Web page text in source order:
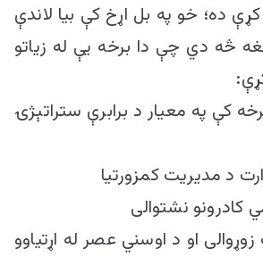
ده؛ خو په بل اړخ کې بيا لاندې
څه دي چې دا برخه یې له زیاتو
کې په معیار د برابرې ستراتېژۍ
د مدیریت کمزورتیا
کادرونو نشتوالی
او د اوسني عصر له اړتیاوو